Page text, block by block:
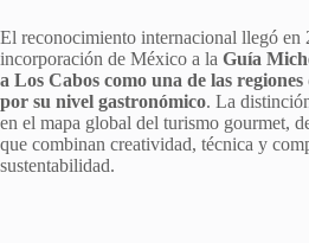
El reconocimiento internacional llegó en
incorporación de México a la Guía
a Los Cabos como una de las
por su nivel gastronómico. La
en el mapa global del turismo gourmet,
que combinan creatividad, técnica y
sustentabilidad.